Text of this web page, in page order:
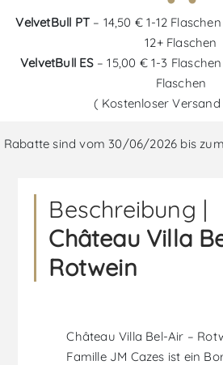
VelvetBull PT – 14,50 € 1-12
12+ Flaschen
VelvetBull ES– 15,00 € 1-3
Flaschen
( Kostenloser
Rabatte sind vom 30/06/2026 bis
Beschreibung |
Château Villa
Rotwein
Château Villa Bel-Air –
Famille JM Cazes ist ein